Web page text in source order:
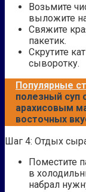
Возьмите
выложите
Свяжите
пакетик.
Скрутите
сыворотку.
Популярные
полезный суп
арахисовым
восточных
Шаг 4: Отдых
Поместите
в
набрал